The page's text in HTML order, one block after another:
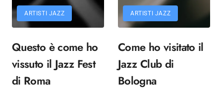
ARTISTI JAZZ
Questo è come ho
vissuto il Jazz Fest
di Roma
ARTISTI JAZZ
Come ho visitato il
Jazz Club di
Bologna